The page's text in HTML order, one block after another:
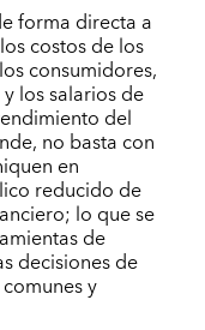
forma directa a
costos de los
consumidores,
los salarios de
del
no basta con
en
reducido de
lo que se
de
decisiones de
y